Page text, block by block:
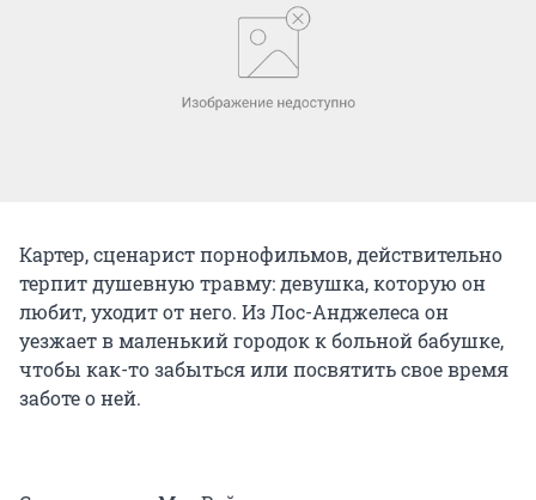
Картер, сценарист порнофильмов, действительно
терпит душевную травму: девушка, которую он
любит, уходит от него. Из Лос-Анджелеса он
уезжает в маленький городок к больной бабушке,
чтобы как-то забыться или посвятить свое время
заботе о ней.